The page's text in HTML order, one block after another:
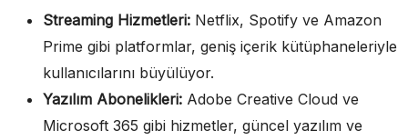
Streaming Hizmetleri: Netflix, Spotify ve Amazon
Prime gibi platformlar, geniş içerik kütüphaneleriyle
kullanıcılarını büyülüyor.
Yazılım Abonelikleri: Adobe Creative Cloud ve
Microsoft 365 gibi hizmetler, güncel yazılım ve